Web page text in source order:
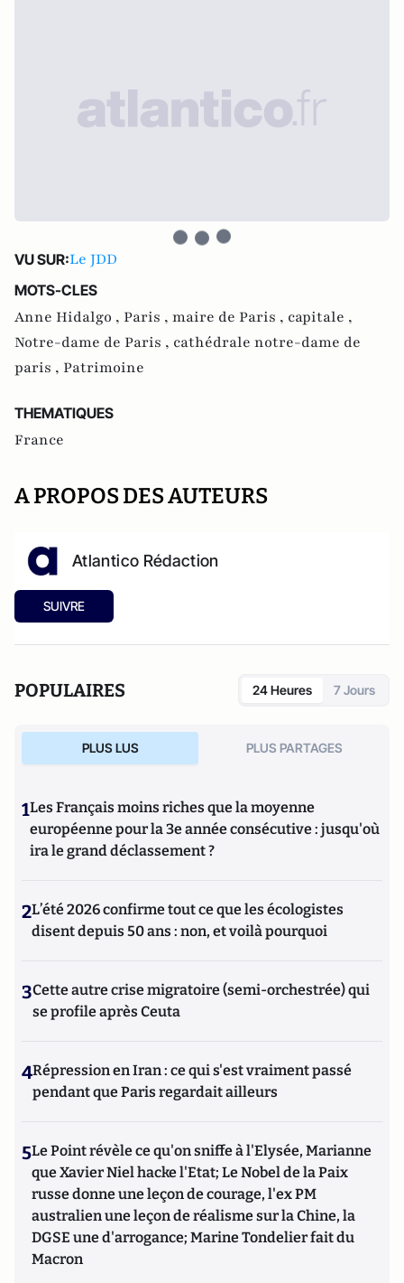
VU SUR:Le JDD
MOTS-CLES
Anne Hidalgo , Paris , maire de Paris , capitale ,
Notre-dame de Paris , cathédrale notre-dame de
paris , Patrimoine
THEMATIQUES
France
A PROPOS DES AUTEURS
Atlantico Rédaction
SUIVRE
POPULAIRES 24 Heures 7 Jours
PLUS LUS PLUS PARTAGES
1Les Français moins riches que la moyenne
européenne pour la 3e année consécutive : jusqu'où
ira le grand déclassement ?
2L’été 2026 confirme tout ce que les écologistes
disent depuis 50 ans : non, et voilà pourquoi
3Cette autre crise migratoire (semi-orchestrée) qui
se profile après Ceuta
4Répression en Iran : ce qui s'est vraiment passé
pendant que Paris regardait ailleurs
5Le Point révèle ce qu'on sniffe à l'Elysée, Marianne
que Xavier Niel hacke l'Etat; Le Nobel de la Paix
russe donne une leçon de courage, l'ex PM
australien une leçon de réalisme sur la Chine, la
DGSE une d'arrogance; Marine Tondelier fait du
Macron